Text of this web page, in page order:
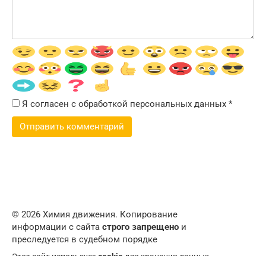
Я согласен с обработкой персональных данных *
© 2026 Химия движения. Копирование
информации с сайта строго запрещено и
преследуется в судебном порядке